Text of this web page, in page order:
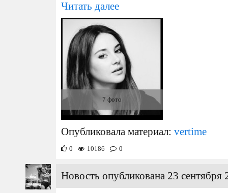
Читать далее
7 фото
Опубликовала материал: vertime
0 10186 0
Новость опубликована 23 сентября